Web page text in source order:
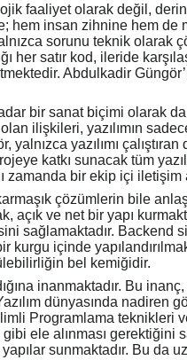
faaliyet olarak değil,
insan zihnine hem de
sorunu teknik olarak
her satır kod, ileride
Abdulkadir
bir sanat biçimi olarak
ilişkileri, yazılımın
yazılımı
katkı sunacak tüm
zamanda bir ekip içi
çözümlerin bile
ve net bir yapı
sağlamaktadır. Backend
kurgu içinde
bel kemiğidir.
inanmaktadır. Bu
dünyasında nadiren
Programlama
ele alınması
yapılar sunmaktadır. Bu